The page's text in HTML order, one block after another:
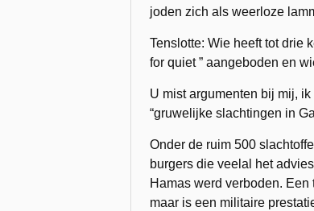
joden zich als weerloze
Tenslotte: Wie heeft tot drie
for quiet ” aangeboden en
U mist argumenten bij mij,
“gruwelijke slachtingen in
Onder de ruim 500
burgers die veelal het
Hamas werd verboden.
maar is een militaire